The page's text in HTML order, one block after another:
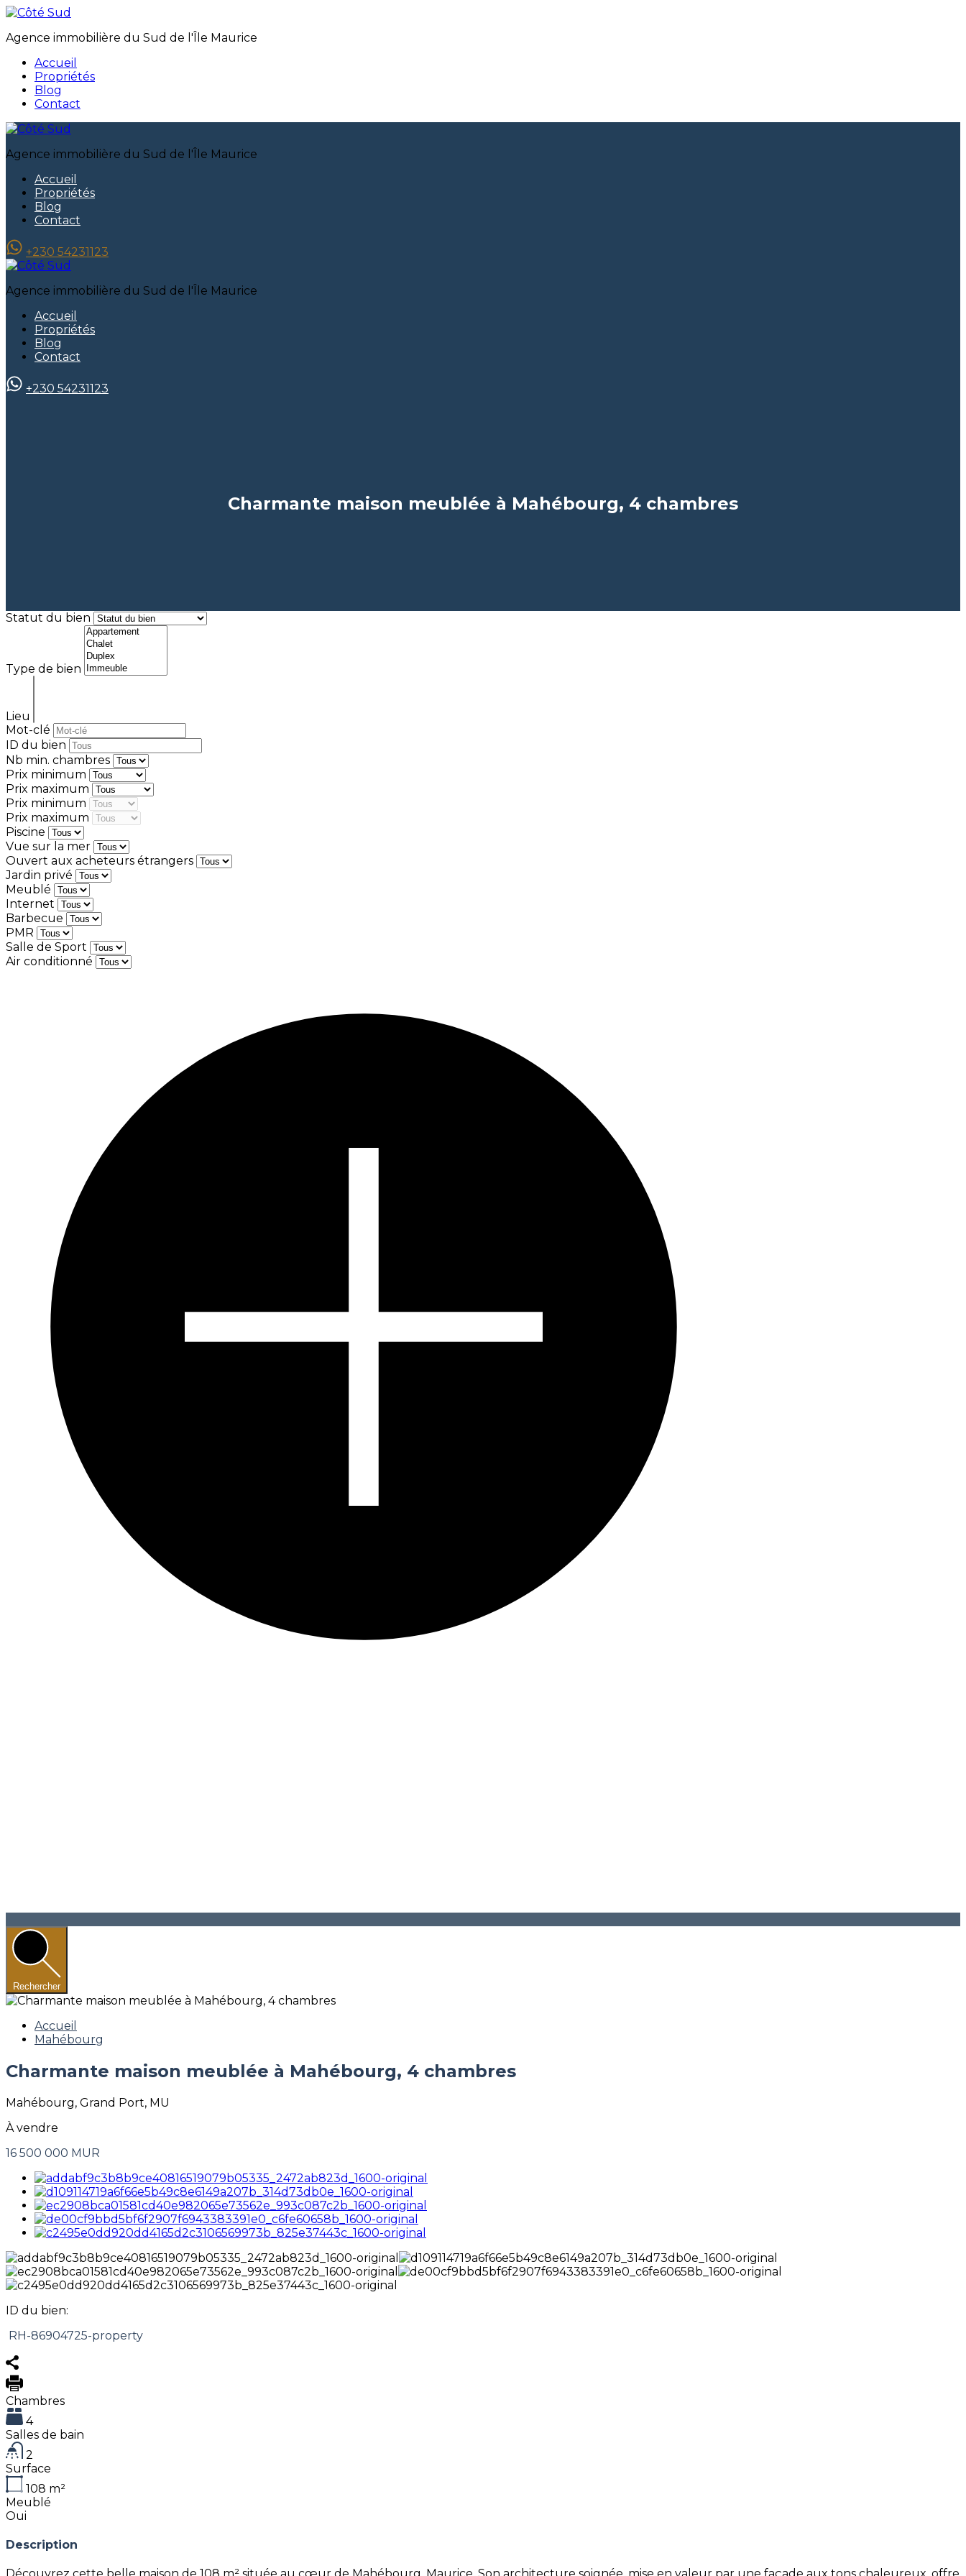
Agence immobilière du Sud de l'Île Maurice
Accueil
Propriétés
Blog
Contact
Agence immobilière du Sud de l'Île Maurice
Accueil
Propriétés
Blog
Contact
+230 54231123
Agence immobilière du Sud de l'Île Maurice
Accueil
Propriétés
Blog
Contact
+230 54231123
Charmante maison meublée à Mahébourg, 4 chambres
Statut du bien
Type de bien
Lieu
Mot-clé
ID du bien
Nb min. chambres
Prix minimum
Prix maximum
Prix minimum
Prix maximum
Piscine
Vue sur la mer
Ouvert aux acheteurs étrangers
Jardin privé
Meublé
Internet
Barbecue
PMR
Salle de Sport
Air conditionné
Rechercher
Accueil
Mahébourg
Charmante maison meublée à Mahébourg, 4 chambres
Mahébourg, Grand Port, MU
À vendre
16 500 000 MUR
ID du bien:
RH-86904725-property
Chambres
4
Salles de bain
2
Surface
108 m²
Meublé
Oui
Description